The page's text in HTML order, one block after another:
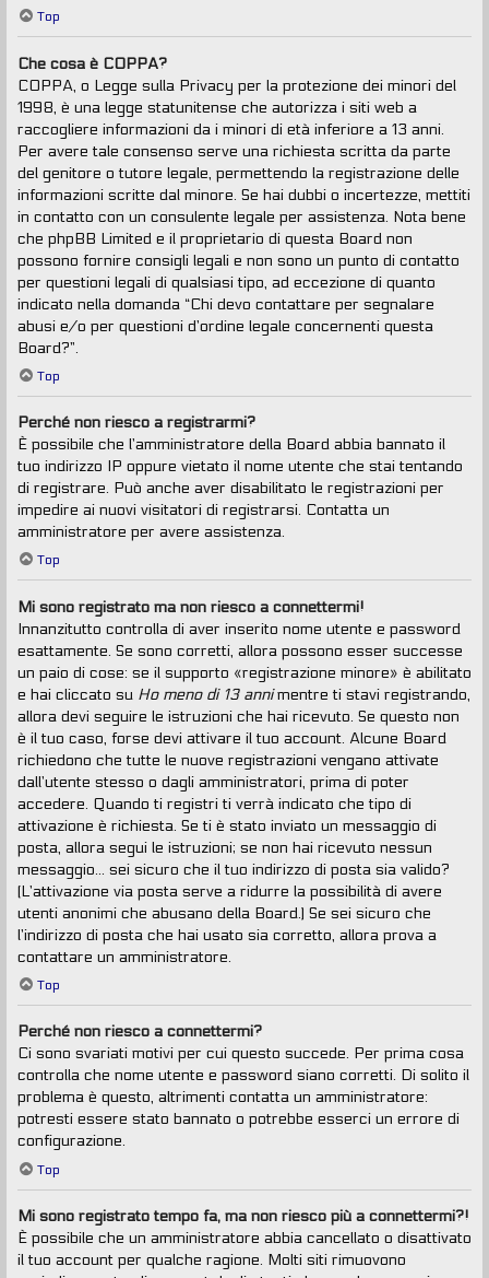
Top
Che cosa è COPPA?
COPPA, o Legge sulla Privacy per la protezione dei minori del
1998, è una legge statunitense che autorizza i siti web a
raccogliere informazioni da i minori di età inferiore a 13 anni.
Per avere tale consenso serve una richiesta scritta da parte
del genitore o tutore legale, permettendo la registrazione delle
informazioni scritte dal minore. Se hai dubbi o incertezze, mettiti
in contatto con un consulente legale per assistenza. Nota bene
che phpBB Limited e il proprietario di questa Board non
possono fornire consigli legali e non sono un punto di contatto
per questioni legali di qualsiasi tipo, ad eccezione di quanto
indicato nella domanda “Chi devo contattare per segnalare
abusi e/o per questioni d’ordine legale concernenti questa
Board?”.
Top
Perché non riesco a registrarmi?
È possibile che l’amministratore della Board abbia bannato il
tuo indirizzo IP oppure vietato il nome utente che stai tentando
di registrare. Può anche aver disabilitato le registrazioni per
impedire ai nuovi visitatori di registrarsi. Contatta un
amministratore per avere assistenza.
Top
Mi sono registrato ma non riesco a connettermi!
Innanzitutto controlla di aver inserito nome utente e password
esattamente. Se sono corretti, allora possono esser successe
un paio di cose: se il supporto «registrazione minore» è abilitato
e hai cliccato su Ho meno di 13 annimentre ti stavi registrando,
allora devi seguire le istruzioni che hai ricevuto. Se questo non
è il tuo caso, forse devi attivare il tuo account. Alcune Board
richiedono che tutte le nuove registrazioni vengano attivate
dall’utente stesso o dagli amministratori, prima di poter
accedere. Quando ti registri ti verrà indicato che tipo di
attivazione è richiesta. Se ti è stato inviato un messaggio di
posta, allora segui le istruzioni; se non hai ricevuto nessun
messaggio... sei sicuro che il tuo indirizzo di posta sia valido?
(L’attivazione via posta serve a ridurre la possibilità di avere
utenti anonimi che abusano della Board.) Se sei sicuro che
l’indirizzo di posta che hai usato sia corretto, allora prova a
contattare un amministratore.
Top
Perché non riesco a connettermi?
Ci sono svariati motivi per cui questo succede. Per prima cosa
controlla che nome utente e password siano corretti. Di solito il
problema è questo, altrimenti contatta un amministratore:
potresti essere stato bannato o potrebbe esserci un errore di
configurazione.
Top
Mi sono registrato tempo fa, ma non riesco più a connettermi?!
È possibile che un amministratore abbia cancellato o disattivato
il tuo account per qualche ragione. Molti siti rimuovono